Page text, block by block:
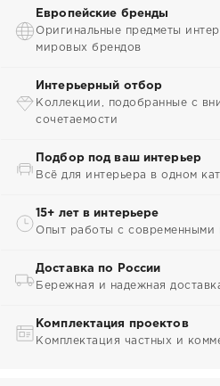
Европейские бренды
Оригинальные предметы
мировых брендов
Интерьерный отбор
Коллекции, подобранные с
сочетаемости
Подбор под ваш интерьер
Всё для интерьера в одном
15+ лет в интерьере
Опыт работы с современными
Доставка по России
Бережная и надежная
Комплектация проектов
Комплектация частных и